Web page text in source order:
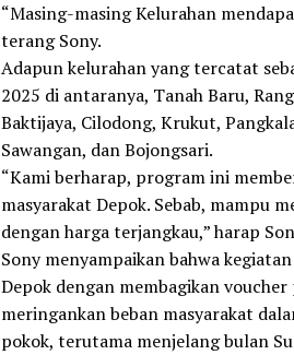
“Masing-masing Kelurahan
terang Sony.
Adapun kelurahan yang tercatat
2025 di antaranya, Tanah Baru,
Baktijaya, Cilodong, Krukut,
Sawangan, dan Bojongsari.
“Kami berharap, program ini
masyarakat Depok. Sebab, mampu
dengan harga terjangkau,” harap
Sony menyampaikan bahwa
Depok dengan membagikan
meringankan beban masyarakat
pokok, terutama menjelang bulan